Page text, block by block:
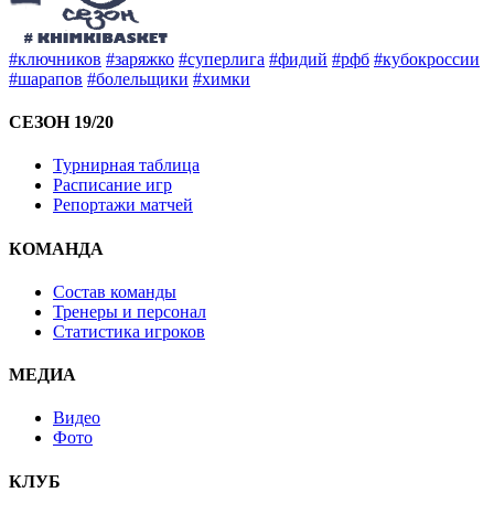
#ключников #заряжко #суперлига #фидий #рфб #кубокроссии
#шарапов #болельщики #химки
СЕЗОН 19/20
Турнирная таблица
Расписание игр
Репортажи матчей
КОМАНДА
Состав команды
Тренеры и персонал
Статистика игроков
МЕДИА
Видео
Фото
КЛУБ